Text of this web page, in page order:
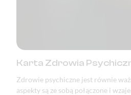
Karta Zdrowia
Zdrowie psychiczne jest równie
aspekty są ze sobą połączone i